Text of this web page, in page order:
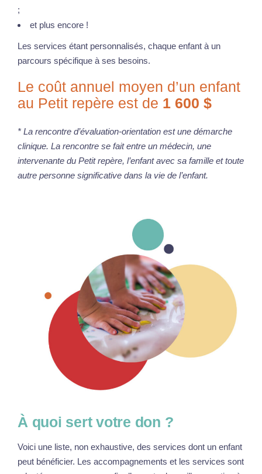
;
et plus encore !
Les services étant personnalisés, chaque enfant à un
parcours spécifique à ses besoins.
Le coût annuel moyen d’un enfant
au Petit repère est de 1 600 $
* La rencontre d’évaluation-orientation est une démarche
clinique. La rencontre se fait entre un médecin, une
intervenante du Petit repère, l’enfant avec sa famille et toute
autre personne significative dans la vie de l’enfant.
À quoi sert votre don ?
Voici une liste, non exhaustive, des services dont un enfant
peut bénéficier. Les accompagnements et les services sont